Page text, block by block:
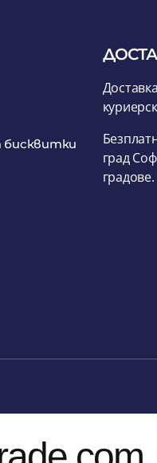
бисквитки
град
градове.